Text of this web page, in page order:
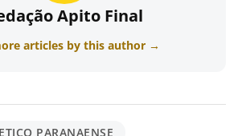
Apito Final
articles by this author →
PARANAENSE